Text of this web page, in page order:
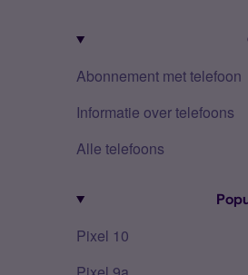
Abonnement met telefoon
Informatie over telefoons
Alle telefoons
Pixel 10